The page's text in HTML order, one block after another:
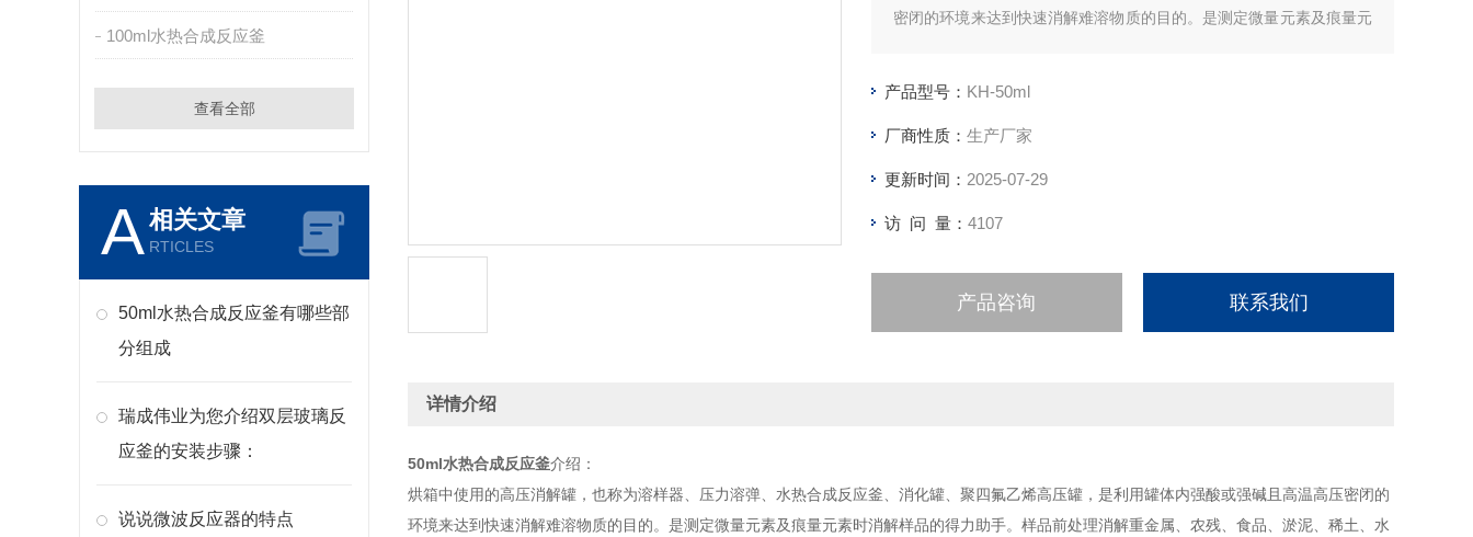
100ml水热合成反应釜
查看全部
A相关文章
RTICLES
50ml水热合成反应釜有哪些部
分组成
瑞成伟业为您介绍双层玻璃反
应釜的安装步骤：
说说微波反应器的特点
密闭的环境来达到快速消解难溶物质的目的。是测定微量元素及痕量元
产品型号： KH-50ml
厂商性质： 生产厂家
更新时间： 2025-07-29
访 问 量： 4107
产品咨询 联系我们
详情介绍
50ml水热合成反应釜介绍：
烘箱中使用的高压消解罐，也称为溶样器、压力溶弹、水热合成反应釜、消化罐、聚四氟乙烯高压罐，是利用罐体内强酸或强碱且高温高压密闭的
环境来达到快速消解难溶物质的目的。是测定微量元素及痕量元素时消解样品的得力助手。样品前处理消解重金属、农残、食品、淤泥、稀土、水